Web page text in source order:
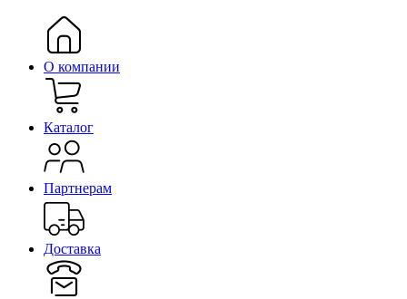
О компании
Каталог
Партнерам
Доставка